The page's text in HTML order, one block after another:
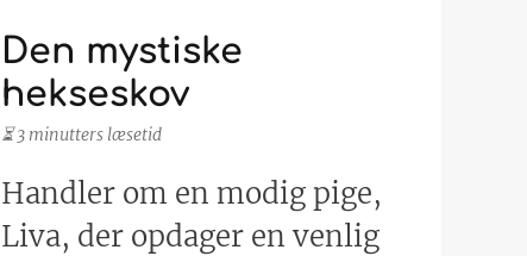
Den mystiske
hekseskov
⏳ 3 minutters læsetid
Handler om en modig pige,
Liva, der opdager en venlig